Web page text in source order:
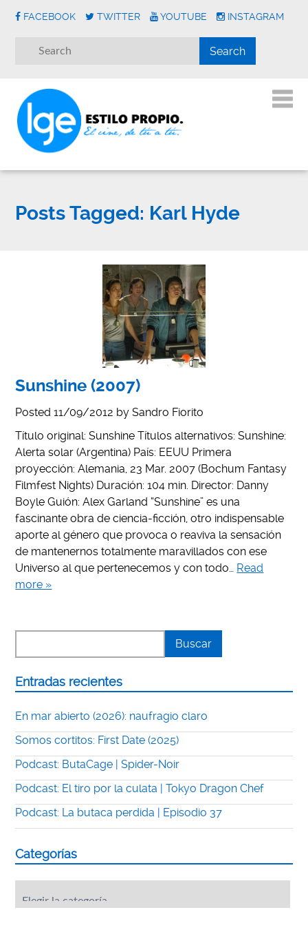
FACEBOOK TWITTER YOUTUBE INSTAGRAM
Posts Tagged: Karl Hyde
Sunshine (2007)
Posted11/09/2012 bySandro Fiorito
Título original: Sunshine Títulos alternativos: Sunshine:
Alerta solar (Argentina) País: EEUU Primera
proyección: Alemania, 23 Mar. 2007 (Bochum Fantasy
Filmfest Nights) Duración: 104 min. Director: Danny
Boyle Guión: Alex Garland “Sunshine” es una
fascinante obra de ciencia-ficción, otro indispensable
aporte al género que provoca o reaviva la sensación
de mantenernos totalmente maravillados con ese
Universo al que pertenecemos y con todo… Read
more »
Entradas recientes
En mar abierto (2026): naufragio claro
Somos cortitos: First Date (2025)
Podcast: ButaCage | Spider-Noir
Podcast: El tiro por la culata | Tokyo Dragon Chef
Podcast: La butaca perdida | Episodio 37
Categorías